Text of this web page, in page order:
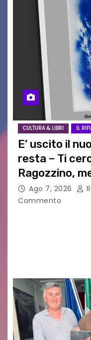
CULTURA & LIBRI IL
E’ uscito il
resta – Ti
Ragozzino,
Capua
Ago 7, 2026
Commento